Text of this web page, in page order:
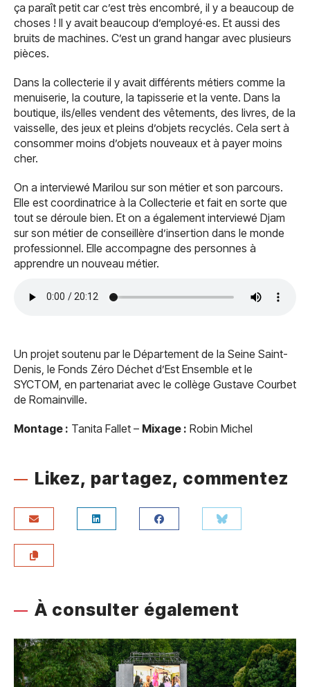
ça paraît petit car c’est très encombré, il y a beaucoup de
choses ! Il y avait beaucoup d’employé·es. Et aussi des
bruits de machines. C’est un grand hangar avec plusieurs
pièces.
Dans la collecterie il y avait différents métiers comme la
menuiserie, la couture, la tapisserie et la vente. Dans la
boutique, ils/elles vendent des vêtements, des livres, de la
vaisselle, des jeux et pleins d’objets recyclés. Cela sert à
consommer moins d’objets nouveaux et à payer moins
cher.
On a interviewé Marilou sur son métier et son parcours.
Elle est coordinatrice à la Collecterie et fait en sorte que
tout se déroule bien. Et on a également interviewé Djam
sur son métier de conseillère d’insertion dans le monde
professionnel. Elle accompagne des personnes à
apprendre un nouveau métier.
Un projet soutenu par le Département de la Seine Saint-
Denis, le Fonds Zéro Déchet d’Est Ensemble et le
SYCTOM, en partenariat avec le collège Gustave Courbet
de Romainville.
Montage : Tanita Fallet – Mixage : Robin Michel
Likez, partagez, commentez
À consulter également